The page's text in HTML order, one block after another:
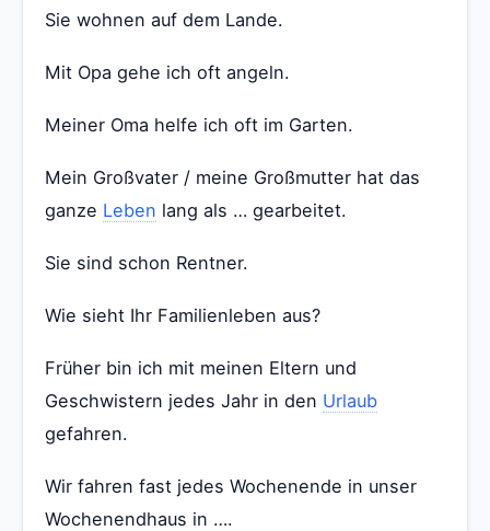
Sie wohnen auf dem Lande.
Mit Opa gehe ich oft angeln.
Meiner Oma helfe ich oft im Garten.
Mein Großvater / meine Großmutter hat das
ganze Leben lang als … gearbeitet.
Sie sind schon Rentner.
Wie sieht Ihr Familienleben aus?
Früher bin ich mit meinen Eltern und
Geschwistern jedes Jahr in den Urlaub
gefahren.
Wir fahren fast jedes Wochenende in unser
Wochenendhaus in ….